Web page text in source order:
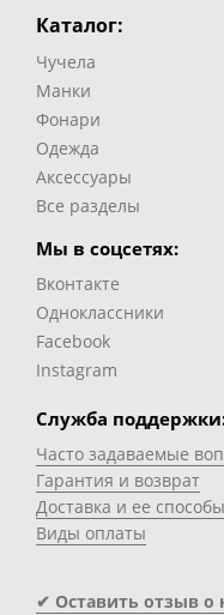
Каталог:
Чучела
Манки
Фонари
Одежда
Аксессуары
Все разделы
Мы в соцсетях:
Вконтакте
Одноклассники
Facebook
Instagram
Служба
Часто задаваемые
Гарантия и возврат
Доставка и ее способы
Виды оплаты
✔ Оставить отзыв о